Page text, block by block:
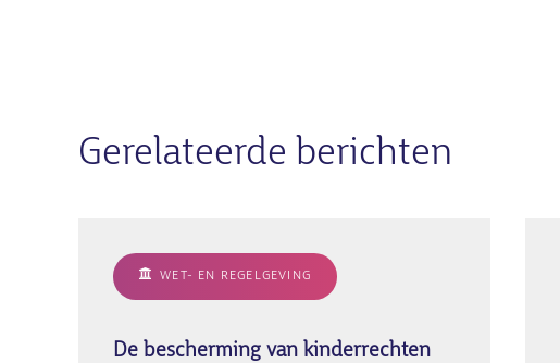
Gerelateerde berichten
De bescherming van kinderrechten
WET- EN REGELGEVING